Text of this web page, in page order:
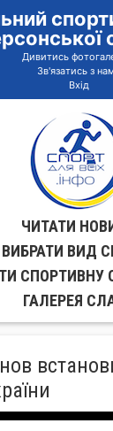
Дивитись
Зв'язатись з
Вхід
ЧИТАТИ
ВИБРАТИ ВИД
СПОРТИВНУ
ГАЛЕРЕЯ